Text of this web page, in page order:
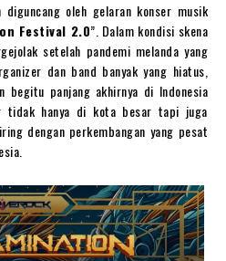
oleh gelaran konser musik
Festival 2.0”. Dalam kondisi skena
setelah pandemi melanda yang
dan band banyak yang hiatus,
begitu panjang akhirnya di Indonesia
tidak hanya di kota besar tapi juga
dengan perkembangan yang pesat